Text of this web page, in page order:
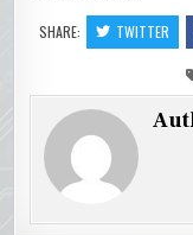
SHARE: TWITTER